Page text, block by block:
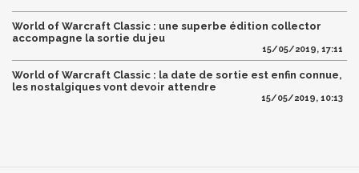
World of Warcraft Classic : une superbe édition collector
accompagne la sortie du jeu
15/05/2019, 17:11
World of Warcraft Classic : la date de sortie est enfin connue,
les nostalgiques vont devoir attendre
15/05/2019, 10:13